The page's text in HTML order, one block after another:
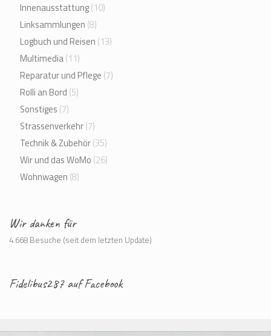
Innenausstattung(10)
Linksammlungen (8)
Logbuch und Reisen (13)
Multimedia(11)
Reparatur und Pflege (7)
Rolli an Bord (5)
Sonstiges (7)
Strassenverkehr(7)
Technik & Zubehör(35)
Wir und das WoMo (26)
Wohnwagen (8)
Wir danken für
4.668 Besuche (seit dem letzten Update)
Fidelibus287 auf Facebook